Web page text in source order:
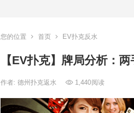
您的位置 首页 EV扑克反水
【EV扑克】牌局分析：
作者: 德州扑克返水 1,440阅读